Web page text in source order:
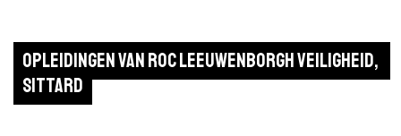
Opleidingen van ROC Leeuwenborgh Veiligheid,
Sittard